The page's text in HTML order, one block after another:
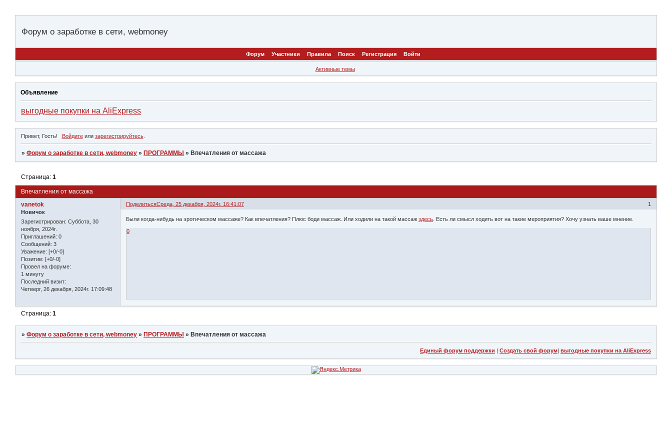
Форум о заработке в сети, webmoney
Форум Участники Правила Поиск Регистрация Войти
Активные темы
Объявление
выгодные покупки на AliExpress
Привет, Гость! Войдитеили зарегистрируйтесь.
»Форум о заработке в сети, webmoney » ПРОГРАММЫ » Впечатления от массажа
Впечатления от массажа
Страница:1
Поделиться 1
Среда, 25 декабря, 2024г. 16:41:07
vanetok
Новичок
Зарегистрирован: Суббота, 30
ноября, 2024г.
Приглашений: 0
Сообщений: 3
Уважение: [+0/-0]
Позитив: [+0/-0]
Провел на форуме:
1 минуту
Последний визит:
Четверг, 26 декабря, 2024г. 17:09:48
Были когда-нибудь на эротическом массаже? Как впечатления? Плюс боди массаж. Или ходили на такой массажздесь . Есть ли смысл ходить вот на такие мероприятия? Хочу узнать ваше мнение.
0
Страница:1
»Форум о заработке в сети, webmoney » ПРОГРАММЫ » Впечатления от массажа
Единый форум поддержки | Создать свой форум| выгодные покупки на AliExpress